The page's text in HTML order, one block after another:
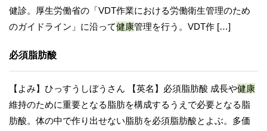
健診。厚生労働省の「VDT作業における労働衛生管理のため
のガイドライン」に沿って健康管理を行う。VDT作 […]
必須脂肪酸
【よみ】ひっすうしぼうさん 【英名】必須脂肪酸 成長や健康
維持のために重要となる脂肪を構成するうえで必要となる脂
肪酸。体の中で作り出せない脂肪を必須脂肪酸とよぶ。多価